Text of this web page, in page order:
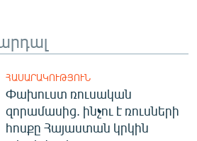
ՀԱՍԱՐԱԿՈՒԹՅՈՒՆ
Փախուստ ռուսական
զորամասից. ինչու է ռուսների
հոսքը Հայաստան կրկին